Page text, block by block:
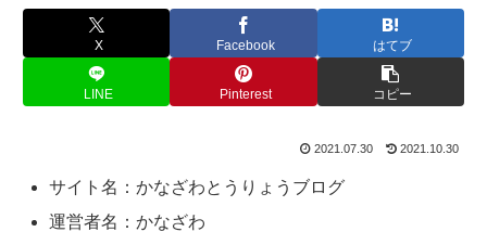
X Facebook はてブ
LINE Pinterest コピー
2021.07.30 2021.10.30
サイト名：かなざわとうりょうブログ
運営者名：かなざわ